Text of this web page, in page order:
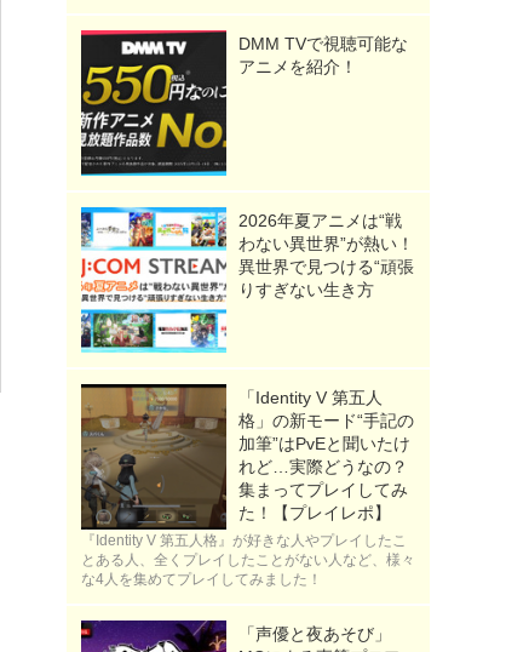
DMM TVで視聴可能な
アニメを紹介！
2026年夏アニメは“戦
わない異世界”が熱い！
異世界で見つける“頑張
りすぎない生き方
「Identity V 第五人
格」の新モード“手記の
加筆”はPvEと聞いたけ
れど…実際どうなの？
集まってプレイしてみ
た！【プレイレポ】
『Identity V 第五人格』が好きな人やプレイしたこ
とある人、全くプレイしたことがない人など、様々
な4人を集めてプレイしてみました！
「声優と夜あそび」